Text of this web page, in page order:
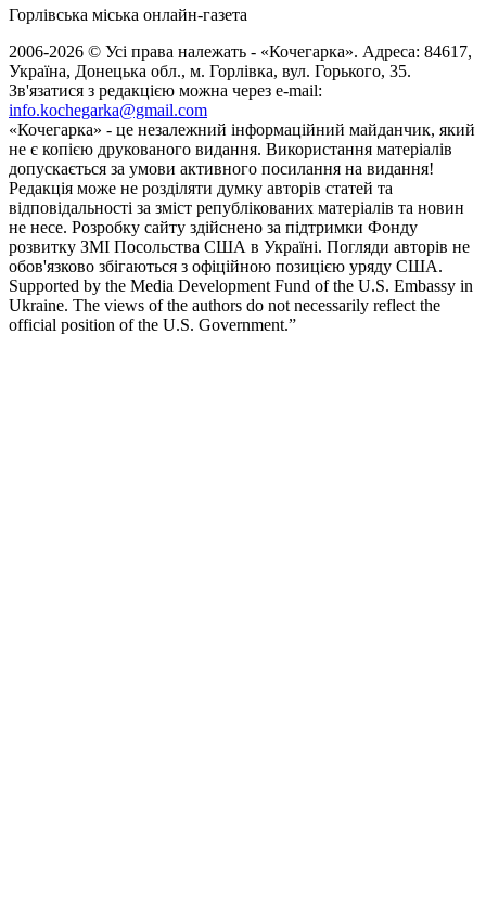
Горлівська міська онлайн-газета
2006-2026 © Усі права належать - «Кочегарка». Адреса: 84617,
Україна, Донецька обл., м. Горлівка, вул. Горького, 35.
Зв'язатися з редакцією можна через e-mail:
info.kochegarka@gmail.com
«Кочегарка» - це незалежний інформаційний майданчик, який
не є копією друкованого видання. Використання матеріалів
допускається за умови активного посилання на видання!
Редакція може не розділяти думку авторів статей та
відповідальності за зміст републікованих матеріалів та новин
не несе. Розробку сайту здійснено за підтримки Фонду
розвитку ЗМІ Посольства США в Україні. Погляди авторів не
обов'язково збігаються з офіційною позицією уряду США.
Supported by the Media Development Fund of the U.S. Embassy in
Ukraine. The views of the authors do not necessarily reflect the
official position of the U.S. Government.”